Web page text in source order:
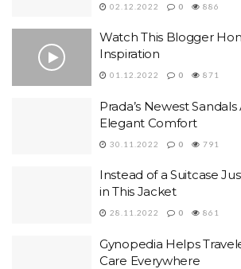
02.12.2022 0 886
Watch This Blogger
Inspiration
01.12.2022 0 871
Prada’s Newest
Elegant Comfort
30.11.2022 0 791
Instead of a Suitcase
in This Jacket
28.11.2022 0 861
Gynopedia Helps
Care Everywhere